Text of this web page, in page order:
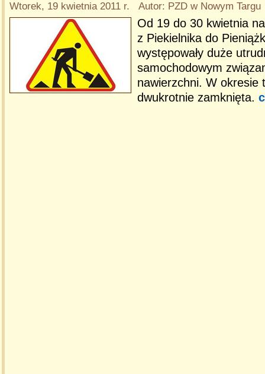
Wtorek, 19 kwietnia 2011 r. Autor: PZD w Nowym Targu
Od 19 do 30 kwietnia
z Piekielnika do
występowały duże
samochodowym
nawierzchni. W okresie
dwukrotnie zamknięta.